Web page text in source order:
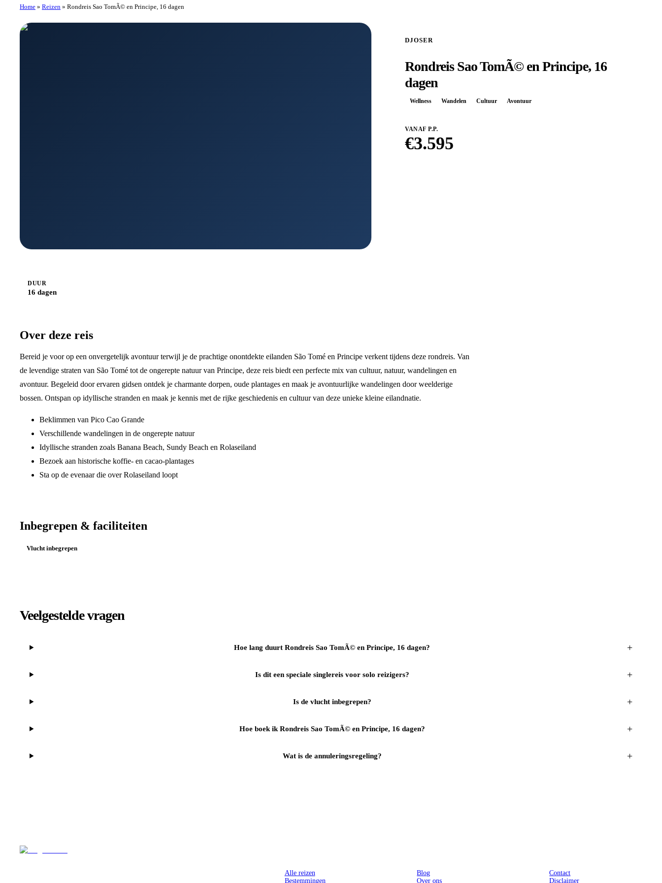
Home » Reizen » Rondreis Sao TomÃ© en Principe, 16 dagen
DJOSER
Rondreis Sao TomÃ© en Principe, 16
dagen
Wellness Wandelen Cultuur Avontuur
VANAF P.P.
€3.595
DUUR
16 dagen
Over deze reis
Bereid je voor op een onvergetelijk avontuur terwijl je de prachtige onontdekte eilanden São Tomé en Principe verkent tijdens deze rondreis. Van
de levendige straten van São Tomé tot de ongerepte natuur van Principe, deze reis biedt een perfecte mix van cultuur, natuur, wandelingen en
avontuur. Begeleid door ervaren gidsen ontdek je charmante dorpen, oude plantages en maak je avontuurlijke wandelingen door weelderige
bossen. Ontspan op idyllische stranden en maak je kennis met de rijke geschiedenis en cultuur van deze unieke kleine eilandnatie.
Beklimmen van Pico Cao Grande
Verschillende wandelingen in de ongerepte natuur
Idyllische stranden zoals Banana Beach, Sundy Beach en Rolaseiland
Bezoek aan historische koffie- en cacao-plantages
Sta op de evenaar die over Rolaseiland loopt
Inbegrepen & faciliteiten
Vlucht inbegrepen
Veelgestelde vragen
Hoe lang duurt Rondreis Sao TomÃ© en Principe, 16 dagen? +
Is dit een speciale singlereis voor solo reizigers? +
Is de vlucht inbegrepen? +
Hoe boek ik Rondreis Sao TomÃ© en Principe, 16 dagen? +
Wat is de annuleringsregeling? +
Alle reizen
Bestemmingen
Blog
Over ons
Contact
Disclaimer